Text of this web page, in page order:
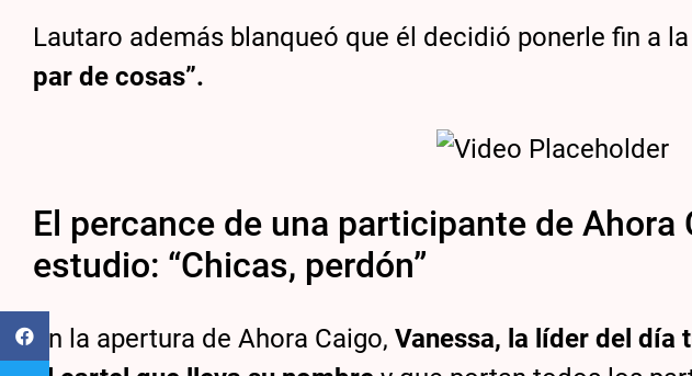
Lautaro además blanqueó que él decidió ponerle fin a
par de cosas”.
El percance de una participante de Ahora
estudio: “Chicas, perdón”
En la apertura de Ahora Caigo,Vanessa, la líder del día